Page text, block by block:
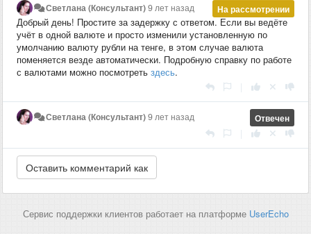
На рассмотрении
Светлана (Консультант)9 лет назад
Добрый день! Простите за задержку с ответом.Если вы ведёте
учёт в одной валюте и просто изменили установленную по
умолчанию валюту рубли на тенге, в этом случае валюта
поменяется везде автоматически. Подробную справку по работе
с валютами можно посмотреть здесь.
Отвечен
Светлана (Консультант)9 лет назад
Сервис поддержки клиентов работает на платформе UserEcho